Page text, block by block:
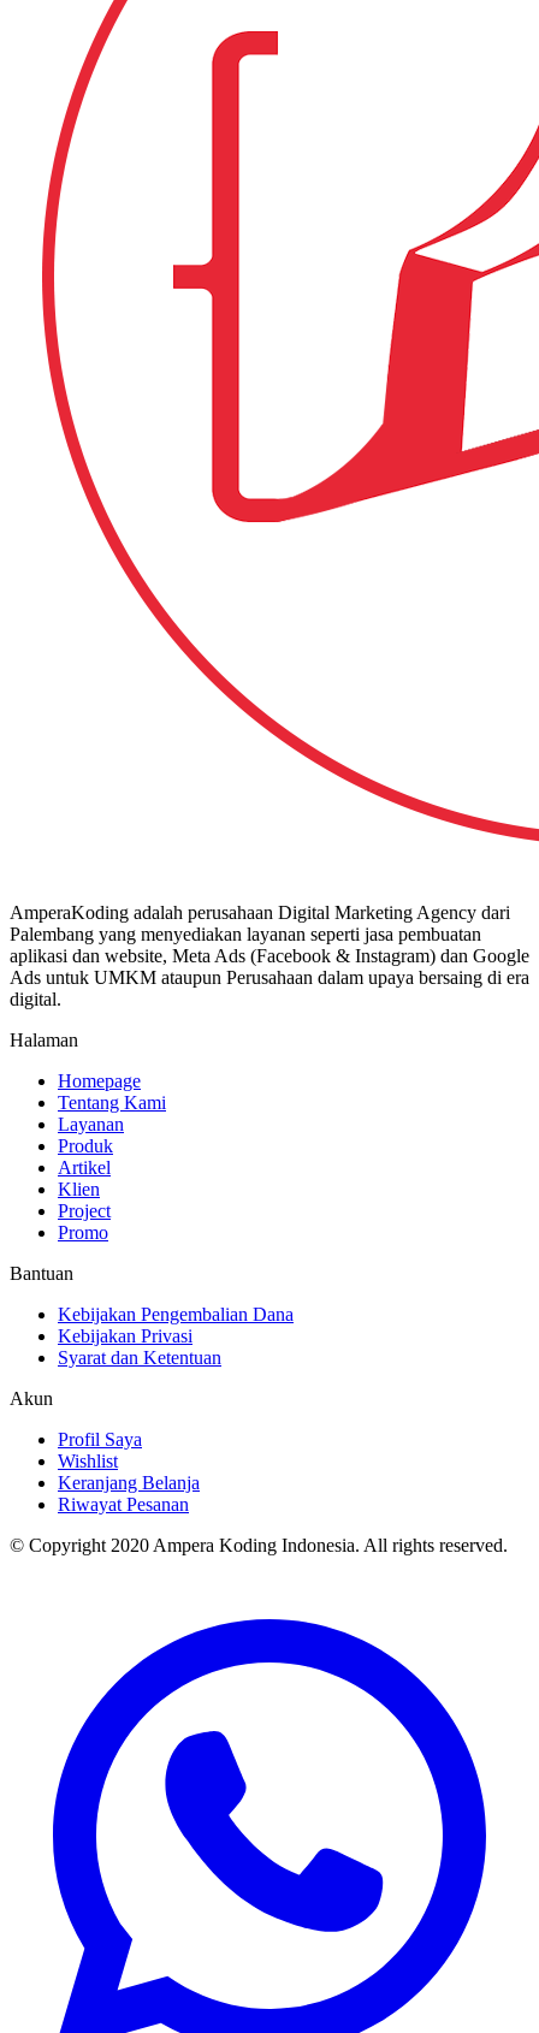
AmperaKoding adalah perusahaan Digital Marketing Agency dari
Palembang yang menyediakan layanan seperti jasa pembuatan
aplikasi dan website, Meta Ads (Facebook & Instagram) dan Google
Ads untuk UMKM ataupun Perusahaan dalam upaya bersaing di era
digital.
Halaman
Homepage
Tentang Kami
Layanan
Produk
Artikel
Klien
Project
Promo
Bantuan
Kebijakan Pengembalian Dana
Kebijakan Privasi
Syarat dan Ketentuan
Akun
Profil Saya
Wishlist
Keranjang Belanja
Riwayat Pesanan
© Copyright 2020 Ampera Koding Indonesia. All rights reserved.